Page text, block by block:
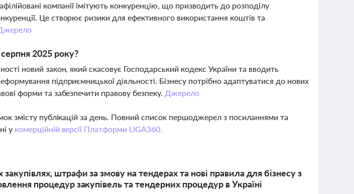
компанії імітують конкуренцію, що призводить до розподілу
Це створює ризики для ефективного використання коштів та
2025 року?
новий закон, який скасовує Господарський кодекс України та вводить
підприємницької діяльності. Бізнесу потрібно адаптуватися до нових
форми та забезпечити правову безпеку. Джерело
змісту публікацій за день. Повний список першоджерел з посиланнями та
у комерційній версії Платформи LIGA360.
штрафи за змову на тендерах та нові правила для бізнесу з
процедур закупівель та тендерних процедур в Україні